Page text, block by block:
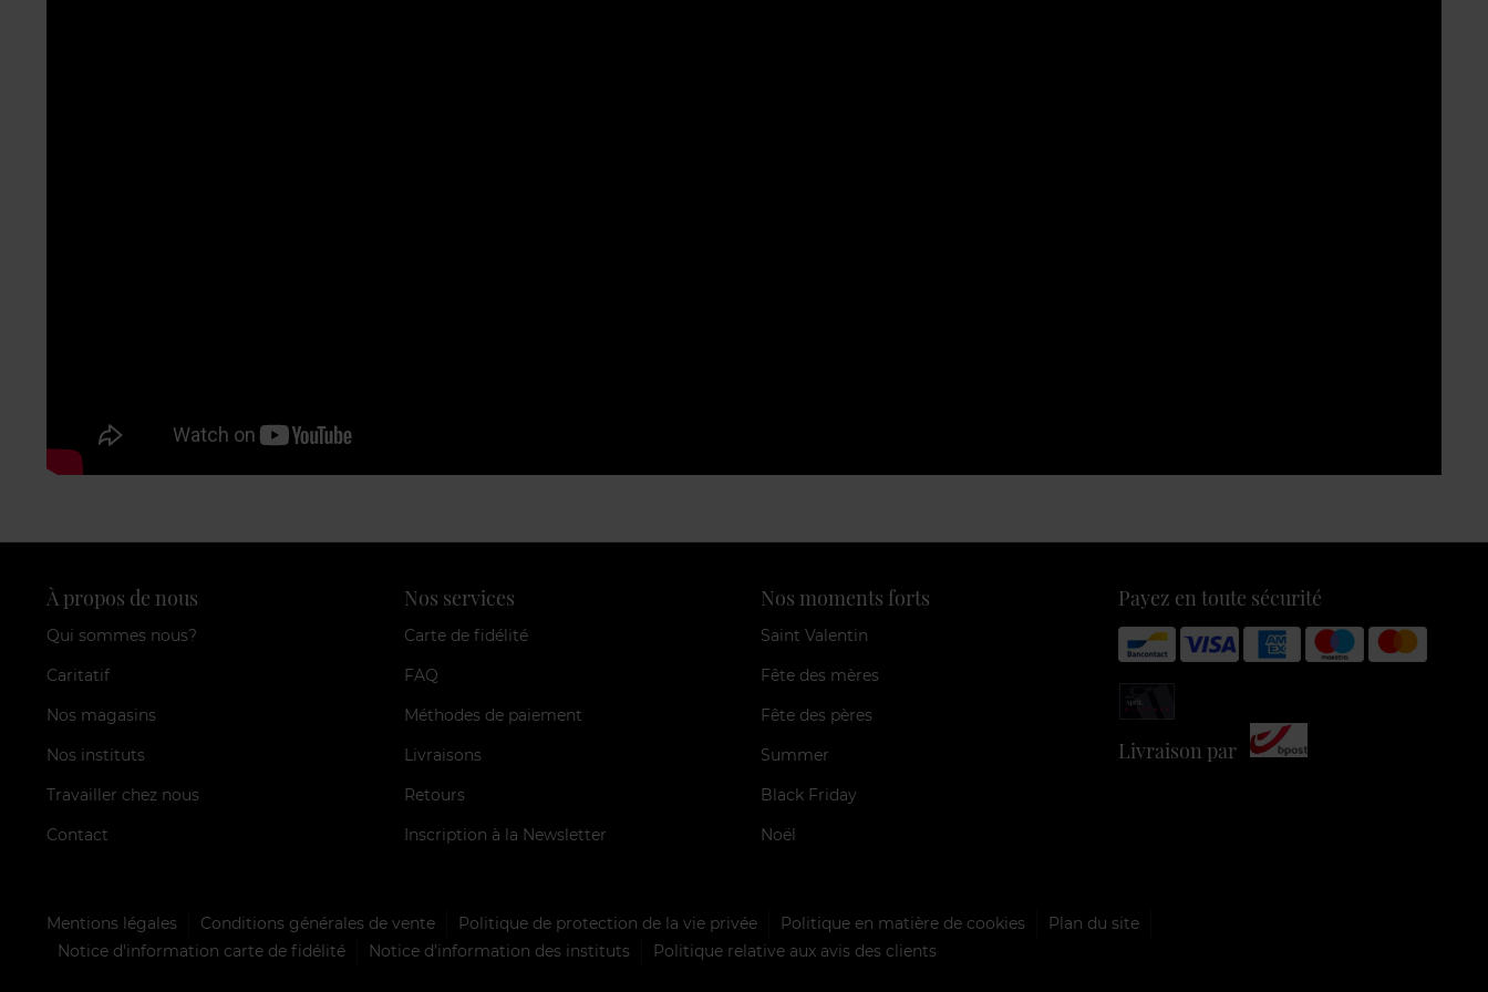
À propos de nous
Qui sommes nous?
Caritatif
Nos magasins
Nos instituts
Travailler chez nous
Contact
Nos services
Carte de fidélité
FAQ
Méthodes de paiement
Livraisons
Retours
Inscription à la Newsletter
Nos moments forts
Saint Valentin
Fête des mères
Fête des pères
Summer
Black Friday
Noël
Payez en toute sécurité
Livraison par
Mentions légales Conditions générales de vente Politique de protection de la vie privée Politique en matière de cookies
Plan du site
Notice d'information carte de fidélité
Notice d’information des instituts Politique relative aux avis des clients